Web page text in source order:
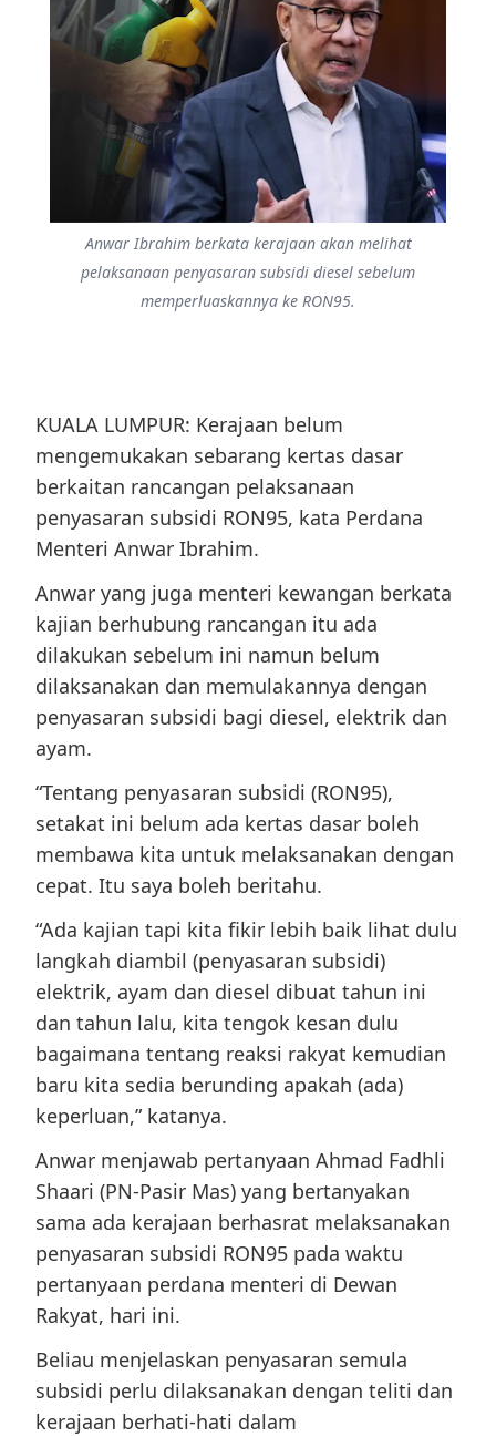
Anwar Ibrahim berkata kerajaan akan melihat
pelaksanaan penyasaran subsidi diesel sebelum
memperluaskannya ke RON95.
KUALA LUMPUR: Kerajaan belum
mengemukakan sebarang kertas dasar
berkaitan rancangan pelaksanaan
penyasaran subsidi RON95, kata Perdana
Menteri Anwar Ibrahim.
Anwar yang juga menteri kewangan berkata
kajian berhubung rancangan itu ada
dilakukan sebelum ini namun belum
dilaksanakan dan memulakannya dengan
penyasaran subsidi bagi diesel, elektrik dan
ayam.
“Tentang penyasaran subsidi (RON95),
setakat ini belum ada kertas dasar boleh
membawa kita untuk melaksanakan dengan
cepat. Itu saya boleh beritahu.
“Ada kajian tapi kita fikir lebih baik lihat dulu
langkah diambil (penyasaran subsidi)
elektrik, ayam dan diesel dibuat tahun ini
dan tahun lalu, kita tengok kesan dulu
bagaimana tentang reaksi rakyat kemudian
baru kita sedia berunding apakah (ada)
keperluan,” katanya.
Anwar menjawab pertanyaan Ahmad Fadhli
Shaari (PN-Pasir Mas) yang bertanyakan
sama ada kerajaan berhasrat melaksanakan
penyasaran subsidi RON95 pada waktu
pertanyaan perdana menteri di Dewan
Rakyat, hari ini.
Beliau menjelaskan penyasaran semula
subsidi perlu dilaksanakan dengan teliti dan
kerajaan berhati-hati dalam